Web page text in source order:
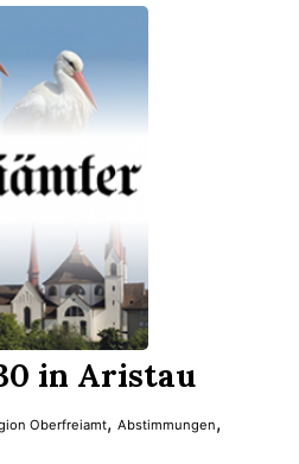
in Aristau
Oberfreiamt,Abstimmungen,